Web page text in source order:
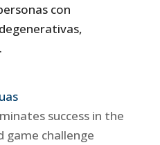
con
success in the
game challenge